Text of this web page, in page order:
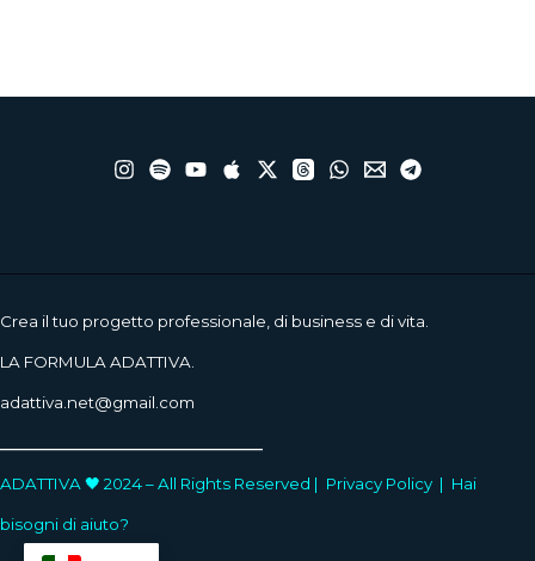
Crea il tuo progetto professionale, di business e di vita.
LA FORMULA ADATTIVA.
adattiva.net@gmail.com
ADATTIVA 🖤 2024 – All Rights Reserved | Privacy Policy | Hai
bisogni di aiuto?